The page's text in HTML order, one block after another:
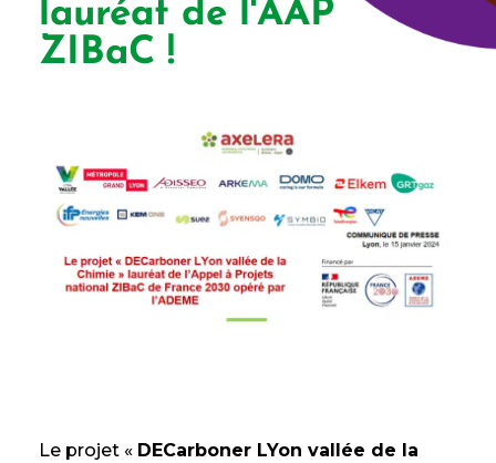
lauréat de l'AAP
ZIBaC !
Le projet « DECarboner LYon vallée de la